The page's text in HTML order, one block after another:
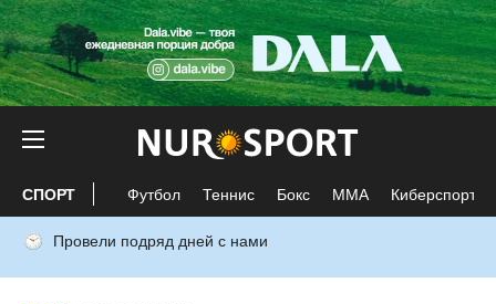
СПОРТ Футбол Теннис Бокс ММА Киберспорт
Провели подряд дней с нами